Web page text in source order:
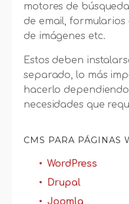
motores de
de email,
de imágenes etc.
Estos deben
separado, lo más
hacerlo
necesidades que
CMS PARA PÁGINAS
WordPress
Drupal
Joomla